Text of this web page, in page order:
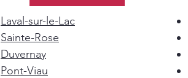
Laval-sur-le-Lac
Sainte-Rose
Duvernay
Pont-Viau